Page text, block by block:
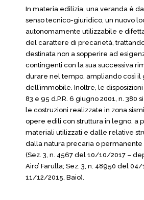
In materia edilizia, una veranda è
senso tecnico-giuridico, un nuovo
autonomamente utilizzabile e
del carattere di precarietà,
destinata non a sopperire ad
contingenti con la sua successiva
durare nel tempo, ampliando così il
dell’immobile. Inoltre, le
83 e 95 d.P.R. 6 giugno 2001, n. 380
le costruzioni realizzate in zona
opere edili con struttura in legno, a
materiali utilizzati e dalle relative
dalla natura precaria o permanente
(Sez. 3, n. 4567 del 10/10/2017 –
Airo’ Farulla; Sez. 3, n. 48950 del
11/12/2015, Baio).